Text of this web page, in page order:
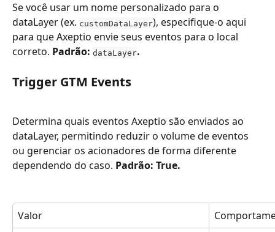
Se você usar um nome personalizado para o
dataLayer (ex. customDataLayer), especifique-o aqui
para que Axeptio envie seus eventos para o local
correto. Padrão: dataLayer.
Trigger GTM Events
Determina quais eventos Axeptio são enviados ao
dataLayer, permitindo reduzir o volume de eventos
ou gerenciar os acionadores de forma diferente
dependendo do caso. Padrão: True.
Valor